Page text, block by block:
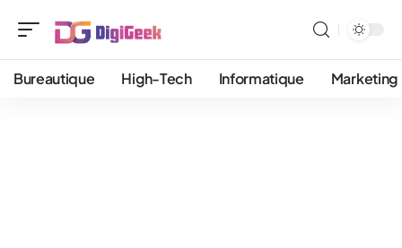
Bureautique High-Tech Informatique Marketing